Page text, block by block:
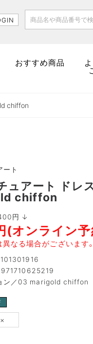
おすすめ商品
chiffon
ート
ュアート ド
chiffon
円 ↓
(オンライン
なる場合がございます。
ン／03 marigold chiffon
×